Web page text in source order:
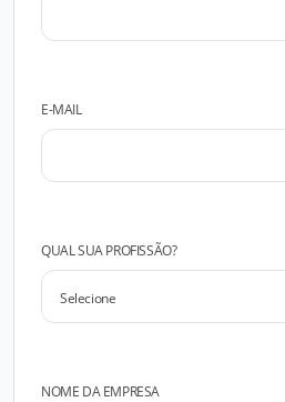
E-MAIL
QUAL SUA PROFISSÃO?
NOME DA EMPRESA